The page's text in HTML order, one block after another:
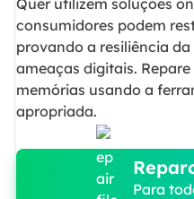
consumidores podem
provando a resiliência
ameaças digitais.
memórias usando a
apropriada.
Para